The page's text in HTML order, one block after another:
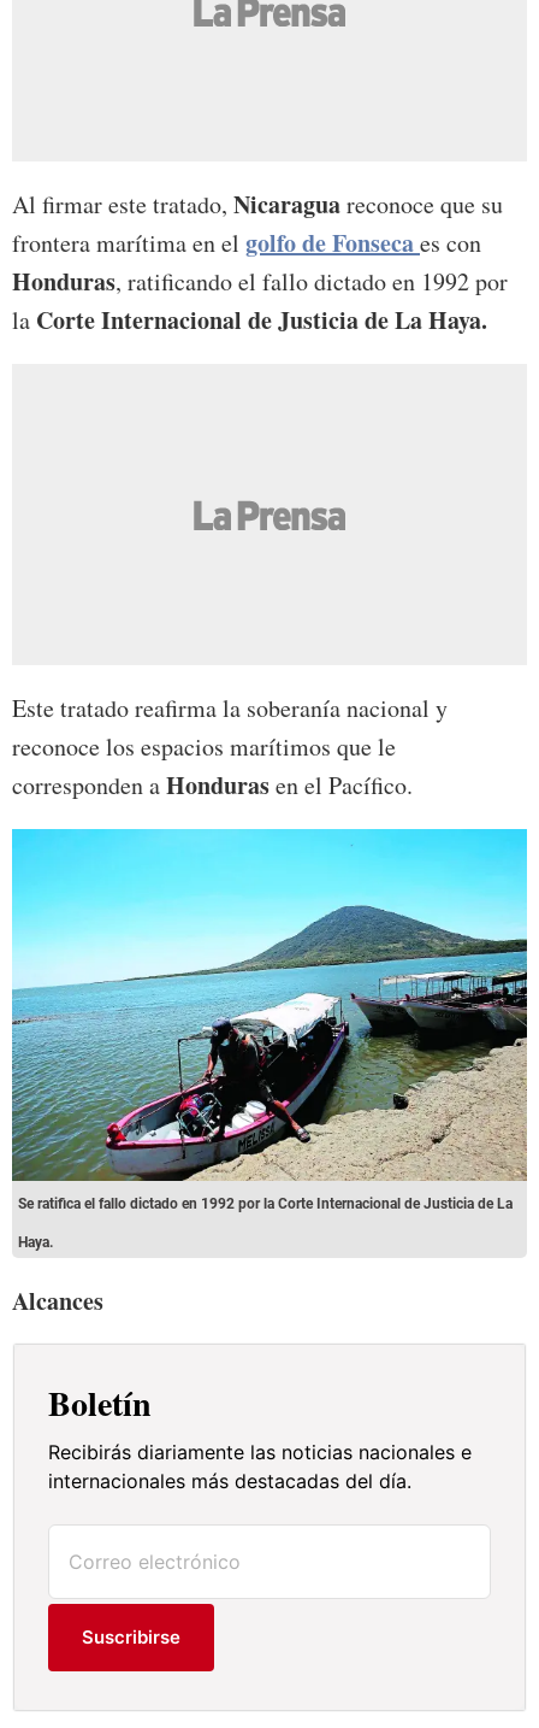
Al firmar este tratado, Nicaraguareconoce que su
frontera marítima en el golfo de Fonsecaes con
Honduras, ratificando el fallo dictado en 1992 por
la Corte Internacional de Justicia de La Haya.
Este tratado reafirma la soberanía nacional y
reconoce los espacios marítimos que le
corresponden aHondurasen el Pacífico.
Se ratifica el fallo dictado en 1992 por la Corte Internacional de Justicia de La
Haya.
Alcances
Boletín
Recibirás diariamente las noticias nacionales e
internacionales más destacadas del día.
Suscribirse